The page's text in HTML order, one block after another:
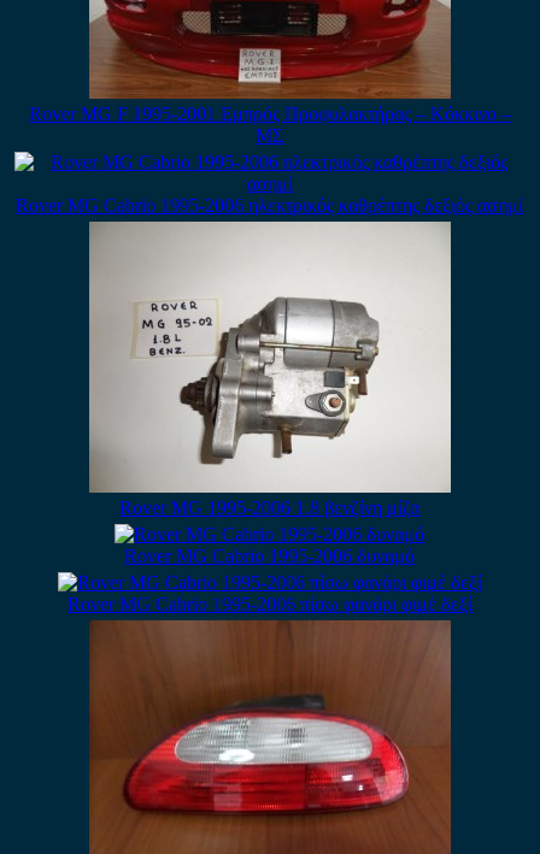
Rover MG F 1995-2001 Εμπρός Προφυλακτήρας – Κόκκινο –
ΜΣ
Rover MG Cabrio 1995-2006 ηλεκτρικός καθρέπτης δεξιός ασημί
Rover MG 1995-2006 1.8 βενζίνη μίζα
Rover MG Cabrio 1995-2006 δυναμό
Rover MG Cabrio 1995-2006 πίσω φανάρι φιμέ δεξί